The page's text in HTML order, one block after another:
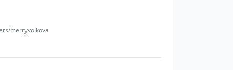
merryvolkova